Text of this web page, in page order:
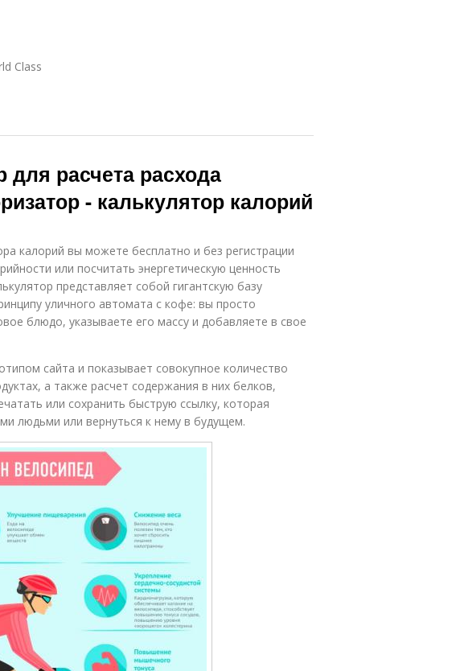
Class
для расчета расхода
- калькулятор калорий
калорий вы можете бесплатно и без регистрации
или посчитать энергетическую ценность
представляет собой гигантскую базу
уличного автомата с кофе: вы просто
блюдо, указываете его массу и добавляете в свое
сайта и показывает совокупное количество
а также расчет содержания в них белков,
или сохранить быструю ссылку, которая
людьми или вернуться к нему в будущем.